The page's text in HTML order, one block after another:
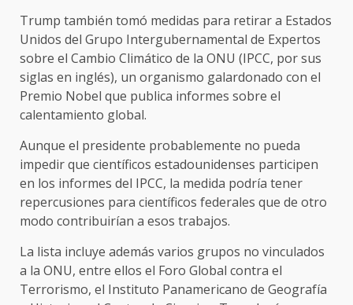
Trump también tomó medidas para retirar a Estados
Unidos del Grupo Intergubernamental de Expertos
sobre el Cambio Climático de la ONU (IPCC, por sus
siglas en inglés), un organismo galardonado con el
Premio Nobel que publica informes sobre el
calentamiento global.
Aunque el presidente probablemente no pueda
impedir que científicos estadounidenses participen
en los informes del IPCC, la medida podría tener
repercusiones para científicos federales que de otro
modo contribuirían a esos trabajos.
La lista incluye además varios grupos no vinculados
a la ONU, entre ellos el Foro Global contra el
Terrorismo, el Instituto Panamericano de Geografía